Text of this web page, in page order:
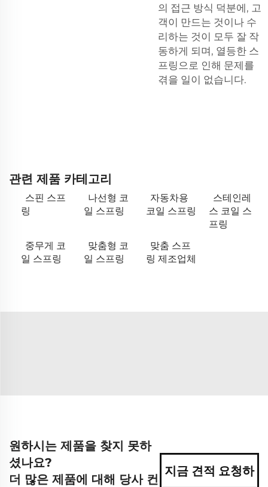
의 접근 방식 덕분에, 고
객이 만드는 것이나 수
리하는 것이 모두 잘 작
동하게 되며, 열등한 스
프링으로 인해 문제를
겪을 일이 없습니다.
관련 제품 카테고리
스핀 스프
링
나선형 코
일 스프링
자동차용
코일 스프링
스테인레
스 코일 스
프링
중무게 코
일 스프링
맞춤형 코
일 스프링
맞춤 스프
링 제조업체
원하시는 제품을 찾지 못하
셨나요?
더 많은 제품에 대해 당사 컨
지금 견적 요청하